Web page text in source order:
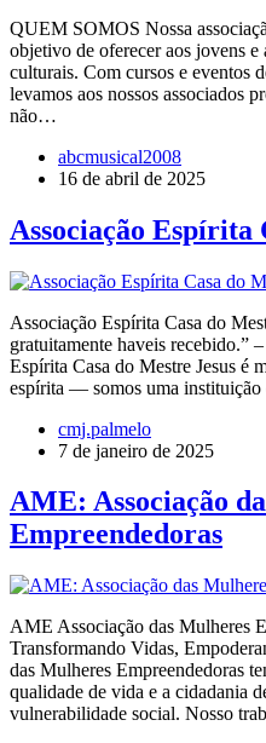
QUEM SOMOS Nossa
objetivo de oferecer aos jovens e
culturais. Com cursos e eventos
levamos aos nossos associados
não…
abcmusical2008
16 de abril de 2025
Associação Espírita
Associação Espírita Casa do
gratuitamente haveis recebido.”
Espírita Casa do Mestre Jesus é
espírita — somos uma
cmj.palmelo
7 de janeiro de 2025
AME: Associação
Empreendedoras
AME Associação das Mulheres
Transformando Vidas,
das Mulheres Empreendedoras
qualidade de vida e a cidadania
vulnerabilidade social. Nosso